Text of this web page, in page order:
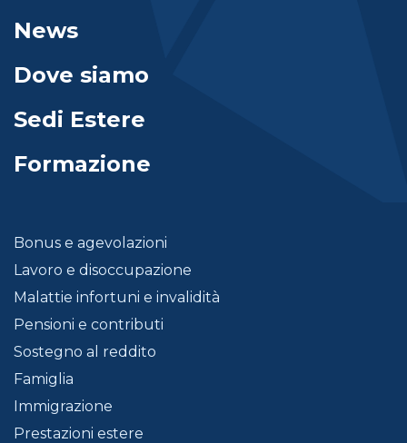
News
Dove siamo
Sedi Estere
Formazione
Bonus e agevolazioni
Lavoro e disoccupazione
Malattie infortuni e invalidità
Pensioni e contributi
Sostegno al reddito
Famiglia
Immigrazione
Prestazioni estere